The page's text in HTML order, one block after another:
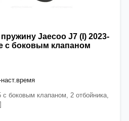
Jaecoo J7 (I) 2023-
с боковым клапаном
наст.время
боковым клапаном, 2 отбойника,